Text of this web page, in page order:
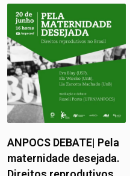
ANPOCS DEBATE| Pela
maternidade desejada.